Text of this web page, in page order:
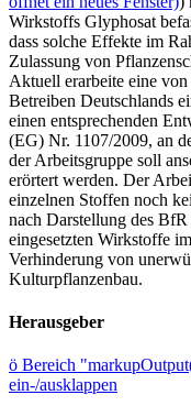
Wirkstoffs Glyphosat
dass solche Effekte im
Zulassung von
Aktuell erarbeite eine
Betreiben Deutschlands
einen entsprechenden
(EG) Nr. 1107/2009, an
der Arbeitsgruppe soll
erörtert werden. Der
einzelnen Stoffen noch
nach Darstellung des
eingesetzten Wirkstoffe
Verhinderung von
Kulturpflanzenbau.
Herausgeber
ö Bereich
ein-/ausklappen